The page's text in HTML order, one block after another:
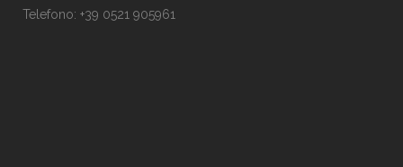
Telefono: +39 0521 905961